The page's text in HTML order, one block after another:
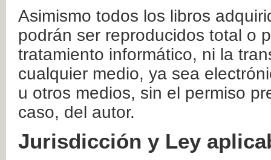
Asimismo todos los libros
podrán ser reproducidos total o
tratamiento informático, ni la
cualquier medio, ya sea
u otros medios, sin el permiso
caso, del autor.
Jurisdicción y Ley